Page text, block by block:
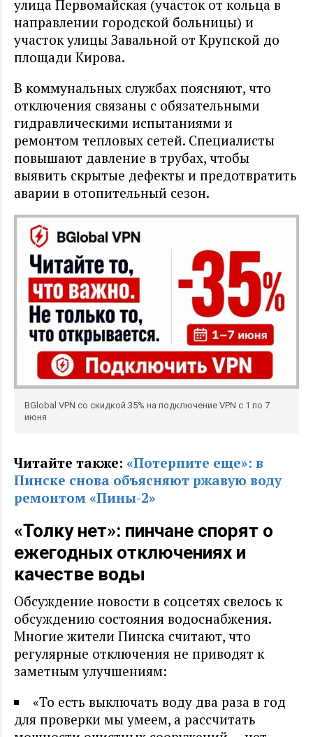
улица Первомайская (участок от кольца в
направлении городской больницы) и
участок улицы Завальной от Крупской до
площади Кирова.
В коммунальных службах поясняют, что
отключения связаны с обязательными
гидравлическими испытаниями и
ремонтом тепловых сетей. Специалисты
повышают давление в трубах, чтобы
выявить скрытые дефекты и предотвратить
аварии в отопительный сезон.
BGlobal VPN со скидкой 35% на подключение VPN с 1 по 7
июня
Читайте также: «Потерпите еще»: в
Пинске снова объясняют ржавую воду
ремонтом «Пины-2»
«Толку нет»: пинчане спорят о
ежегодных отключениях и
качестве воды
Обсуждение новости в соцсетях свелось к
обсуждению состояния водоснабжения.
Многие жители Пинска считают, что
регулярные отключения не приводят к
заметным улучшениям:
«То есть выключать воду два раза в год
для проверки мы умеем, а рассчитать